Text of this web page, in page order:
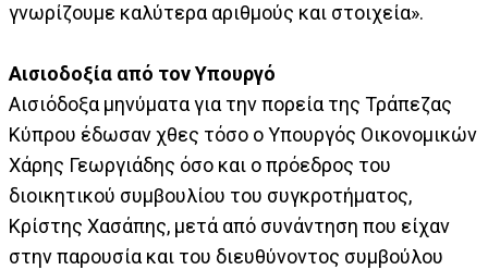
γνωρίζουμε καλύτερα αριθμούς και στοιχεία».
Αισιοδοξία από τον Υπουργό
Αισιόδοξα μηνύματα για την πορεία της Τράπεζας
Κύπρου έδωσαν χθες τόσο ο Υπουργός Οικονομικών
Χάρης Γεωργιάδης όσο και ο πρόεδρος του
διοικητικού συμβουλίου του συγκροτήματος,
Κρίστης Χασάπης, μετά από συνάντηση που είχαν
στην παρουσία και του διευθύνοντος συμβούλου